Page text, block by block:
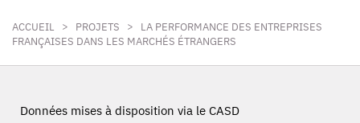
ACCUEIL > PROJETS >
LA PERFORMANCE DES ENTREPRISES
FRANÇAISES DANS LES MARCHÉS ÉTRANGERS
Données mises à disposition via le CASD